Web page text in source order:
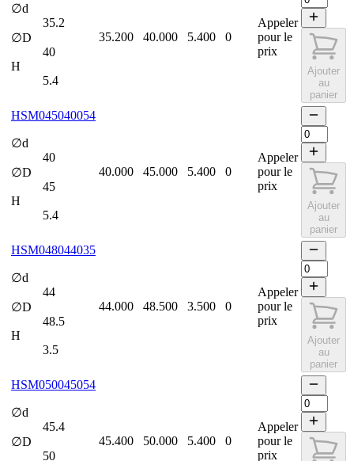
∅d
35.2
∅D
40
H
5.4
35.200 40.000 5.400 0
Appeler
pour le
prix
Ajouter
au
panier
HSM045040054
∅d
40
∅D
45
H
5.4
40.000 45.000 5.400 0
Appeler
pour le
prix
Ajouter
au
panier
HSM048044035
∅d
44
∅D
48.5
H
3.5
44.000 48.500 3.500 0
Appeler
pour le
prix
Ajouter
au
panier
HSM050045054
∅d
45.4
∅D
50
45.400 50.000 5.400 0
Appeler
pour le
prix